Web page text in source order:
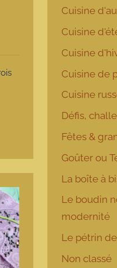
Cuisine
Cuisine
Cuisine
Cuisine de
Cuisine
Défis,
Fêtes &
Goûter ou
La boîte à
Le boudin
modernité
Le pétrin
Non classé